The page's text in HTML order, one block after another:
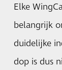
Elke
belangrijk
duidelijke
dop is dus